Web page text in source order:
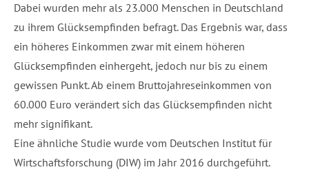
Dabei wurden mehr als 23.000 Menschen in Deutschland
zu ihrem Glücksempfinden befragt. Das Ergebnis war, dass
ein höheres Einkommen zwar mit einem höheren
Glücksempfinden einhergeht, jedoch nur bis zu einem
gewissen Punkt. Ab einem Bruttojahreseinkommen von
60.000 Euro verändert sich das Glücksempfinden nicht
mehr signifikant.
Eine ähnliche Studie wurde vom Deutschen Institut für
Wirtschaftsforschung (DIW) im Jahr 2016 durchgeführt.